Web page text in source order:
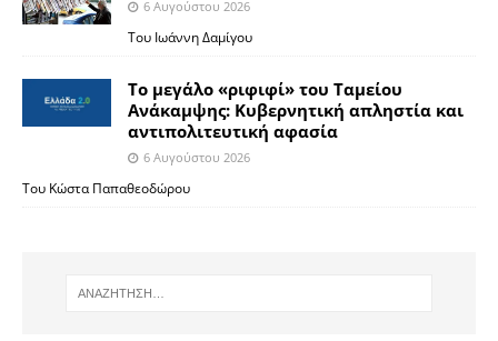
6 Αυγούστου 2026
Του Ιωάννη Δαμίγου
Το μεγάλο «ριφιφί» του Ταμείου
Ανάκαμψης: Κυβερνητική απληστία και
αντιπολιτευτική αφασία
6 Αυγούστου 2026
Του Κώστα Παπαθεοδώρου